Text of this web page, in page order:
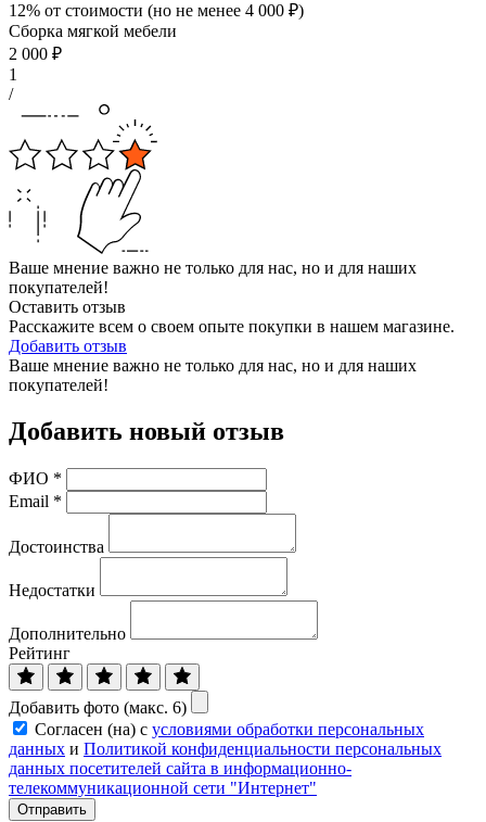
12% от стоимости (но не менее 4 000 ₽)
Сборка мягкой мебели
2 000 ₽
1
/
Ваше мнение важно не только для нас, но и для наших
покупателей!
Оставить отзыв
Расскажите всем о своем опыте покупки в нашем магазине.
Добавить отзыв
Ваше мнение важно не только для нас, но и для наших
покупателей!
Добавить новый отзыв
ФИО *
Email *
Достоинства
Недостатки
Дополнительно
Рейтинг
Добавить фото (макс. 6)
Согласен (на) с условиями обработки персональных
данных и Политикой конфиденциальности персональных
данных посетителей сайта в информационно-
телекоммуникационной сети "Интернет"
Отправить